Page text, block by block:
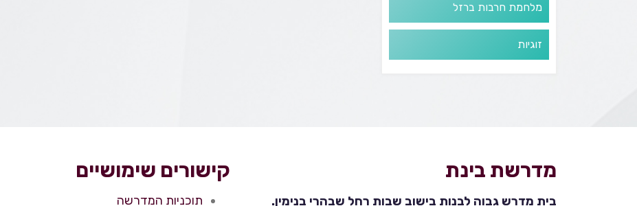
מלחמת חרבות ברזל
זוגיות
מדרשת בינת
בית מדרש גבוה לבנות בישוב שבות רחל שבהרי בנימין.
קישורים שימושיים
תוכניות המדרשה